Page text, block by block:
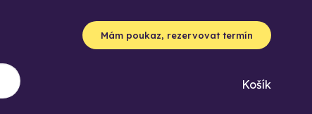
Mám poukaz, rezervovat termín
Košík